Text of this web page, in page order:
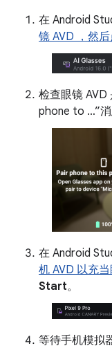
在 Android
镜 AVD ，然
检查眼镜 AVD
phone to …”消
在 Android
机 AVD 以充
Start。
等待手机模拟